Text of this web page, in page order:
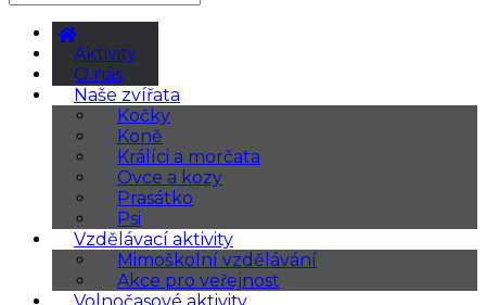
Aktivity
O nás
Naše zvířata
Kočky
Koně
Králíci a morčata
Ovce a kozy
Prasátko
Psi
Vzdělávací aktivity
Mimoškolní vzdělávání
Akce pro veřejnost